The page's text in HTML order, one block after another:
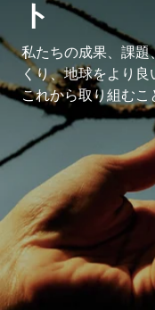
ト
私たちの成果、課題
くり、地球をより
これから取り組むこ